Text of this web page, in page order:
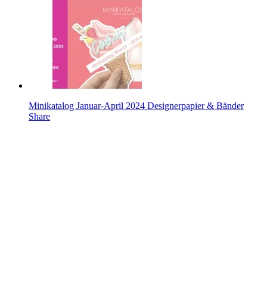
Minikatalog Januar-April 2024 Designerpapier & Bänder
Share